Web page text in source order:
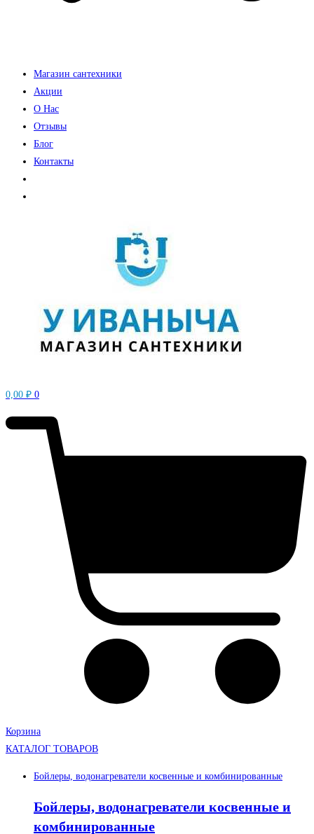
Магазин сантехники
Акции
О Нас
Отзывы
Блог
Контакты
0,00 ₽ 0
Корзина
КАТАЛОГ ТОВАРОВ
Бойлеры, водонагреватели косвенные и комбинированные
Бойлеры, водонагреватели косвенные и
комбинированные